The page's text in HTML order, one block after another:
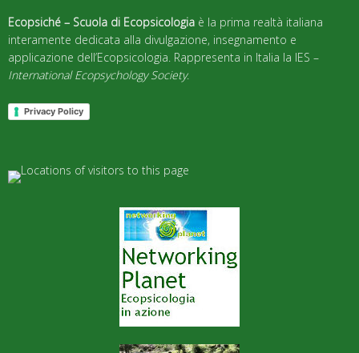
Ecopsiché – Scuola di Ecopsicologia è la prima realtà italiana
interamente dedicata alla divulgazione, insegnamento e
applicazione dell’Ecopsicologia. Rappresenta in Italia la IES –
International Ecopsychology Society.
Privacy Policy